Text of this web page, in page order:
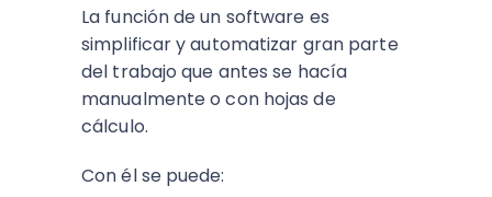
La función de un software es
simplificar y automatizar gran parte
del trabajo que antes se hacía
manualmente o con hojas de
cálculo.
Con él se puede: